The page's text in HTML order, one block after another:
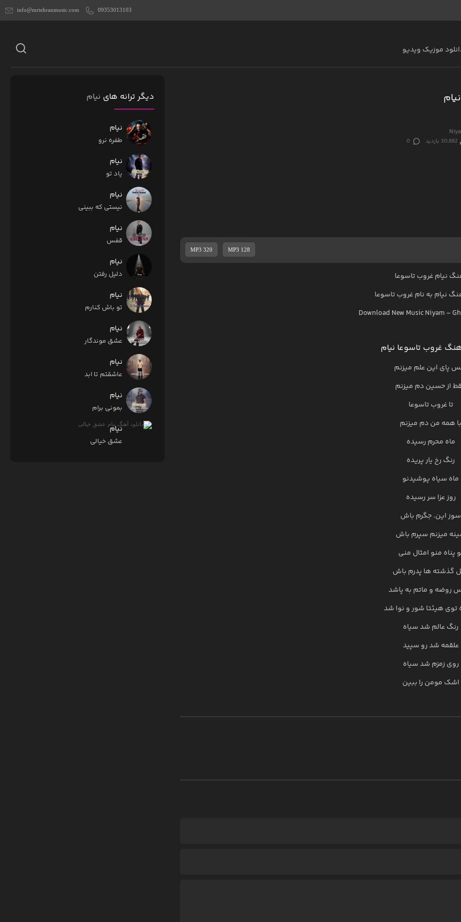
info@mrtehranmusic.com 09353013103
موزیک ویدیو
30,882 بازدید 0
MP3 320 MP3 128
نیام غروب تاسوعا
نیام به نامغروب تاسوعا
Download New MusicNiyam–
غروب تاسوعا نیام
پای این علم میزنم
از حسین دم میزنم
تا غروب تاسوعا
با همه من دم میزنم
ماه محرم رسیده
رنگ رخ یار پریده
ماه سیاه پوشیدنو
روز عزا سر رسیده
سوز این. جگرم باش
میزنم سپرم باش
پناه منو امثال منی
گذشته ها پدرم باش
روضه و ماتم به پاشد
توی هیئتا شور و نوا شد
رنگ عالم شد سیاه
علقمه شد رو سپید
روی زمزم شد سیاه
اشک مومن را ببین
دیگر ترانه های نیام
نیام
طفره نرو
نیام
یاد تو
نیام
نیستی که ببینی
نیام
قفس
نیام
دلیل رفتن
نیام
تو باش کنارم
نیام
عشق موندگار
نیام
عاشقتم تا ابد
نیام
بمونی برام
نیام
عشق خیالی